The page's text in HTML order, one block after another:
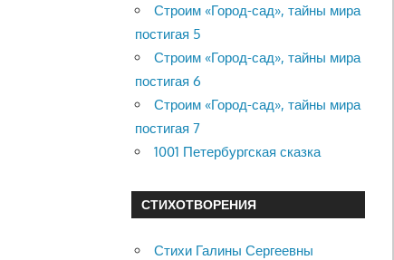
Строим «Город-сад», тайны мира
постигая 5
Строим «Город-сад», тайны мира
постигая 6
Строим «Город-сад», тайны мира
постигая 7
1001 Петербургская сказка
СТИХОТВОРЕНИЯ
Стихи Галины Сергеевны